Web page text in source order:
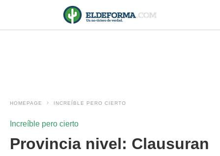
HOMEPAGE INCREÍBLE PERO CIERTO
Increíble pero cierto
Provincia nivel: Clausuran